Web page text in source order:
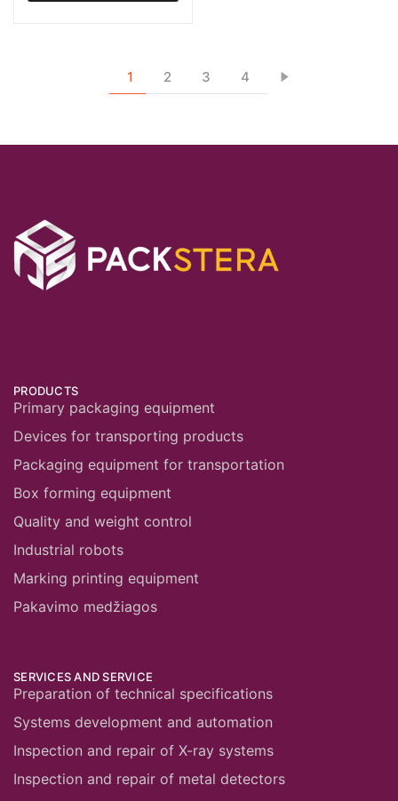
1 2 3 4
PRODUCTS
Primary packaging equipment
Devices for transporting products
Packaging equipment for transportation
Box forming equipment
Quality and weight control
Industrial robots
Marking printing equipment
Pakavimo medžiagos
SERVICES AND SERVICE
Preparation of technical specifications
Systems development and automation
Inspection and repair of X-ray systems
Inspection and repair of metal detectors